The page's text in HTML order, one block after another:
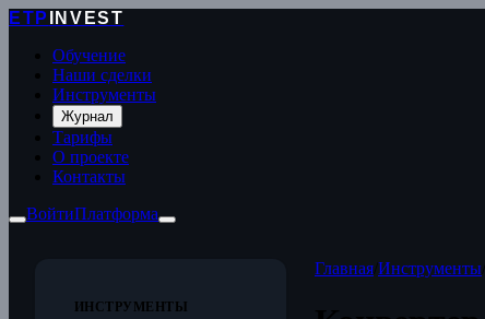
ETP
INVEST
Обучение
Наши сделки
Инструменты
Журнал
Тарифы
О проекте
Контакты
ВойтиПлатформа
ИНСТРУМЕНТЫ
Главная/ Инструменты/